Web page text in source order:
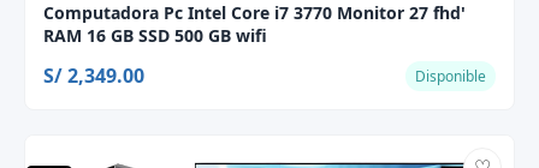
Computadora Pc Intel Core i7 3770 Monitor 27 fhd'
RAM 16 GB SSD 500 GB wifi
S/ 2,349.00 Disponible